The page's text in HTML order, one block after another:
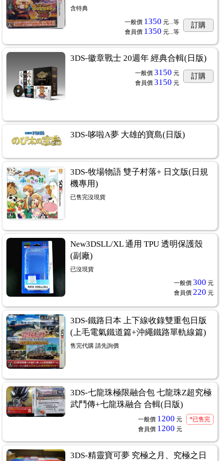
含特典
一般價 1350 元... 等
會員價 1350 元... 等
訂購
3DS-徽章戰士 20週年 經典合輯(日版)
一般價 3150 元
會員價 3150 元
訂購
3DS-哆啦A夢 大雄的寶島(日版)
3DS-牧場物語 雙子村落+ 日文版(日規
機專用)
已售完沒現貨
New3DSLL/XL 通用 TPU 透明保護殼
(副廠)
已沒現貨
一般價 300 元
會員價 220 元
3DS-鐵路日本 上下線收錄雙重包日版
(上毛電氣鐵道篇+沖繩鐵路單軌線篇)
售完代購 請先詢價
3DS-七龍珠極限融合包 七龍珠Z超究極
武鬥傳+七龍珠融合 合輯(日版)
一般價 1200 元
會員價 1200 元
*已售完
3DS-精靈寶可夢 究極之月、究極之日